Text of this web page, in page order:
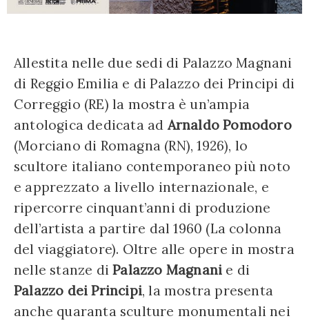
Allestita nelle due sedi di Palazzo Magnani
di Reggio Emilia e di Palazzo dei Principi di
Correggio (RE) la mostra è un’ampia
antologica dedicata ad Arnaldo Pomodoro
(Morciano di Romagna (RN), 1926), lo
scultore italiano contemporaneo più noto
e apprezzato a livello internazionale, e
ripercorre cinquant’anni di produzione
dell’artista a partire dal 1960 (La colonna
del viaggiatore). Oltre alle opere in mostra
nelle stanze di Palazzo Magnani e di
Palazzo dei Principi, la mostra presenta
anche quaranta sculture monumentali nei